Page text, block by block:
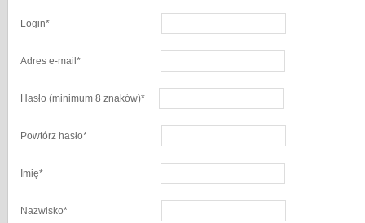
Login*
Adres e-mail *
Hasło (minimum 8 znaków)*
Powtórz hasło*
Imię*
Nazwisko*